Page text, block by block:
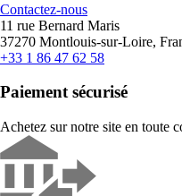
Contactez-nous
11 rue Bernard Maris
37270 Montlouis-sur-Loire,
+33 1 86 47 62 58
Paiement sécurisé
Achetez sur notre site en toute